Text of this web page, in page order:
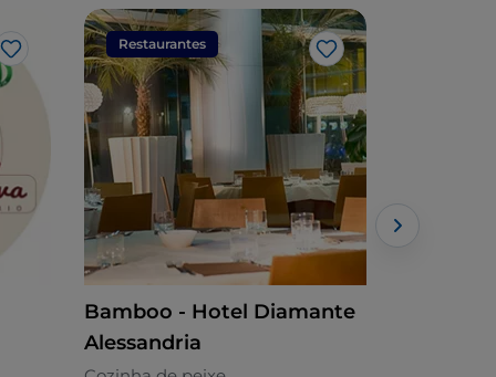
Gosto
Restaurantes
Gosto
Bamboo - Hotel Diamante
Alessandria